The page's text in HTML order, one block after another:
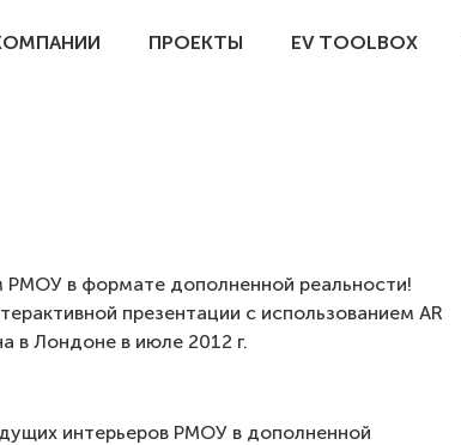
ПРОЕКТЫ EV TOOLBOX
в формате дополненной реальности!
презентации с использованием AR
в Лондоне в июле 2012 г.
интерьеров РМОУ в дополненной